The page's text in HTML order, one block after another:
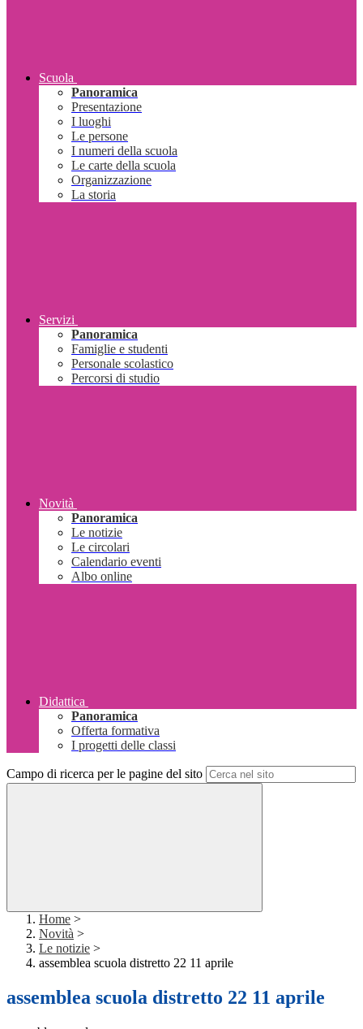
Scuola
Panoramica
Presentazione
I luoghi
Le persone
I numeri della scuola
Le carte della scuola
Organizzazione
La storia
Servizi
Panoramica
Famiglie e studenti
Personale scolastico
Percorsi di studio
Novità
Panoramica
Le notizie
Le circolari
Calendario eventi
Albo online
Didattica
Panoramica
Offerta formativa
I progetti delle classi
Campo di ricerca per le pagine del sito
Home >
Novità >
Le notizie >
assemblea scuola distretto 22 11 aprile
assemblea scuola distretto 22 11 aprile